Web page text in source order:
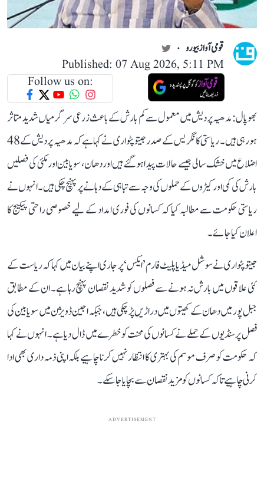
قومی آواز بیورو
Published: 07 Aug 2026, 5:11 PM
Follow us on:
بھوپال: مدھیہ پردیش میں معمول سے کم بارش کے باعث زرعی سرگرمیاں شدید متاثر
ہو رہی ہیں۔ ریاستی کانگریس کے صدر جیتو پٹواری نے کہا ہے کہ مدھیہ پردیش کے 48
اضلاع میں خشک سالی جیسے حالات پیدا ہو گئے ہیں اور دھان، سویابین اور مکئی کی فصلیں
بارش کی کمی اور کیڑوں کے حملوں کی وجہ سے تباہی کے دہانے پر پہنچ چکی ہیں۔ انہوں نے
ریاستی حکومت سے مطالبہ کیا کہ کسانوں کی فوری امداد کے لیے خصوصی راحتی پیکیج کا
اعلان کیا جائے۔
جیتو پٹواری نے سوشل میڈیا پلیٹ فارم ’ایکس‘ پر جاری اپنے بیان میں کہا کہ ریاست کے
کئی علاقوں میں بارش نہ ہونے سے فصلوں کو شدید نقصان پہنچ رہا ہے۔ ان کے مطابق
جبل پور میں دھان کے کھیتوں میں دراڑیں پڑ چکی ہیں، جبکہ اجین ڈویژن میں سویابین کی
فصل پر سنڈیوں کے حملے نے کسانوں کی محنت کو خطرے میں ڈال دیا ہے۔ انہوں نے کہا
کہ حکومت کو صرف موسم کی بہتری کا انتظار نہیں کرنا چاہیے بلکہ اپنی ذمہ داری بھی ادا
کرنی چاہیے تاکہ کسانوں کو مزید نقصان سے بچایا جا سکے۔
ADVERTISEMENT